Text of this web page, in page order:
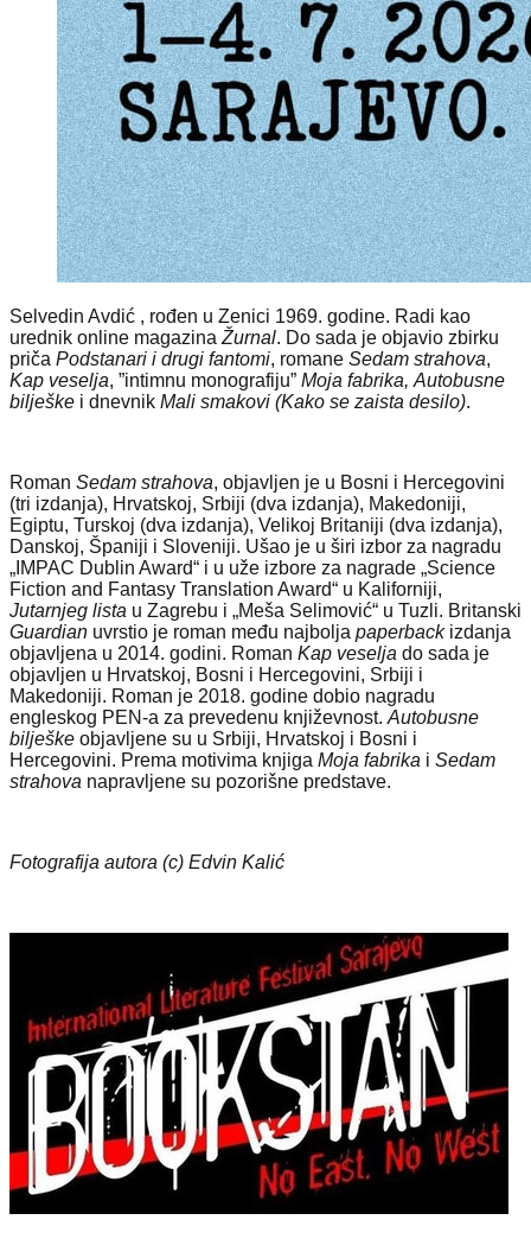
Selvedin Avdić , rođen u Zenici 1969. godine. Radi kao
urednik online magazina Žurnal. Do sada je objavio zbirku
priča Podstanari i drugi fantomi, romane Sedam strahova,
Kap veselja, ”intimnu monografiju” Moja fabrika, Autobusne
bilješke i dnevnik Mali smakovi (Kako se zaista desilo).
Roman Sedam strahova, objavljen je u Bosni i Hercegovini
(tri izdanja), Hrvatskoj, Srbiji (dva izdanja), Makedoniji,
Egiptu, Turskoj (dva izdanja), Velikoj Britaniji (dva izdanja),
Danskoj, Španiji i Sloveniji. Ušao je u širi izbor za nagradu
„IMPAC Dublin Award“ i u uže izbore za nagrade „Science
Fiction and Fantasy Translation Award“ u Kaliforniji,
Jutarnjeg lista u Zagrebu i „Meša Selimović“ u Tuzli. Britanski
Guardian uvrstio je roman među najbolja paperbackizdanja
objavljena u 2014. godini. Roman Kap veselja do sada je
objavljen u Hrvatskoj, Bosni i Hercegovini, Srbiji i
Makedoniji. Roman je 2018. godine dobio nagradu
engleskog PEN-a za prevedenu književnost. Autobusne
bilješke objavljene su u Srbiji, Hrvatskoj i Bosni i
Hercegovini. Prema motivima knjiga Moja fabrika i Sedam
strahova napravljene su pozorišne predstave.
Fotografija autora (c) Edvin Kalić